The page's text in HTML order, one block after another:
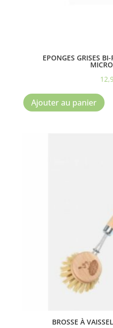
EPONGES GRISES
Ajouter au panier
BROSSE À